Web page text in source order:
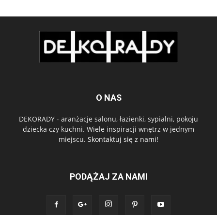
O NAS
DEKORADY - aranżacje salonu, łazienki, sypialni, pokoju
dziecka czy kuchni. Wiele inspiracji wnętrz w jednym
miejscu. Skontaktuj się z nami!
PODĄŻAJ ZA NAMI